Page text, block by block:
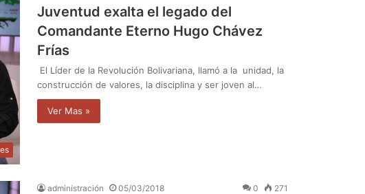
Juventud exalta el legado del
Comandante Eterno Hugo Chávez
Frías
El Líder de la Revolución Bolivariana, llamó a la unidad, la
construcción de valores, la disciplina y ser joven al…
Ver Mas »
administración 05/03/2018 0 271